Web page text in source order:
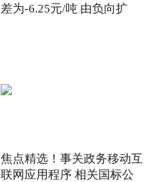
差为-6.25元/吨 由负向扩
焦点精选！事关政务移动互
联网应用程序 相关国标公